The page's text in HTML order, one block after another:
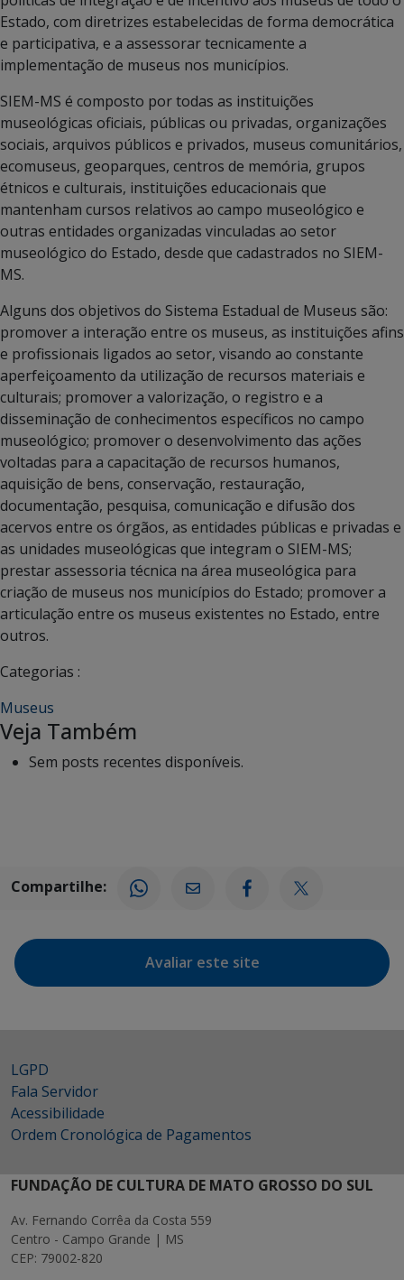
Estado, com diretrizes estabelecidas de forma democrática
e participativa, e a assessorar tecnicamente a
implementação de museus nos municípios.
SIEM-MS é composto por todas as instituições
museológicas oficiais, públicas ou privadas, organizações
sociais, arquivos públicos e privados, museus comunitários,
ecomuseus, geoparques, centros de memória, grupos
étnicos e culturais, instituições educacionais que
mantenham cursos relativos ao campo museológico e
outras entidades organizadas vinculadas ao setor
museológico do Estado, desde que cadastrados no SIEM-
MS.
Alguns dos objetivos do Sistema Estadual de Museus são:
promover a interação entre os museus, as instituições afins
e profissionais ligados ao setor, visando ao constante
aperfeiçoamento da utilização de recursos materiais e
culturais; promover a valorização, o registro e a
disseminação de conhecimentos específicos no campo
museológico; promover o desenvolvimento das ações
voltadas para a capacitação de recursos humanos,
aquisição de bens, conservação, restauração,
documentação, pesquisa, comunicação e difusão dos
acervos entre os órgãos, as entidades públicas e privadas e
as unidades museológicas que integram o SIEM-MS;
prestar assessoria técnica na área museológica para
criação de museus nos municípios do Estado; promover a
articulação entre os museus existentes no Estado, entre
outros.
Categorias :
Museus
Veja Também
Sem posts recentes disponíveis.
Compartilhe:
Avaliar este site
LGPD
Fala Servidor
Acessibilidade
Ordem Cronológica de Pagamentos
FUNDAÇÃO DE CULTURA DE MATO GROSSO DO SUL
Av. Fernando Corrêa da Costa 559
Centro - Campo Grande | MS
CEP: 79002-820